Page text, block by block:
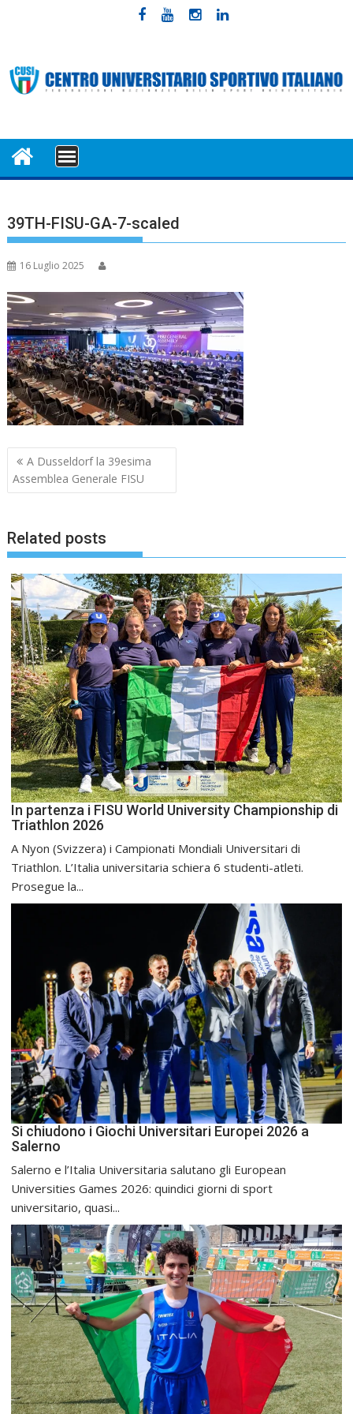
MENU
39TH-FISU-GA-7-scaled
16 Luglio 2025
Navigazione
articoli
A Dusseldorf la 39esima
Assemblea Generale FISU
Related posts
In partenza i FISU World University Championship di
Triathlon 2026
A Nyon (Svizzera) i Campionati Mondiali Universitari di
Triathlon. L’Italia universitaria schiera 6 studenti-atleti.
Prosegue la...
Si chiudono i Giochi Universitari Europei 2026 a
Salerno
Salerno e l’Italia Universitaria salutano gli European
Universities Games 2026: quindici giorni di sport
universitario, quasi...